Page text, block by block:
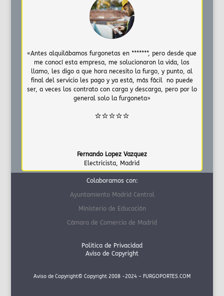
«Antes alquilábamos furgonetas en *******, pero desde que
me conocí esta empresa, me solucionaron la vida, los
llamo, les digo a que hora necesito la furgo, y punto, al
final del servicio les pago y ya está, más fácil no puede
ser, a veces los contrato con carga y descarga, pero por lo
general solo la furgoneta»
⭐⭐⭐⭐⭐
Fernando Lopez Vazquez
Electricista, Madrid
Colaboramos con:
Ayuntamiento Madrid Central
Ministerio de Educación
Cámara de Comercio de Madrid
Politica de Privacidad
Aviso de Copyright
Aviso de Copyright© Copyright 2008 -2024 – FURGOPORTES.COM